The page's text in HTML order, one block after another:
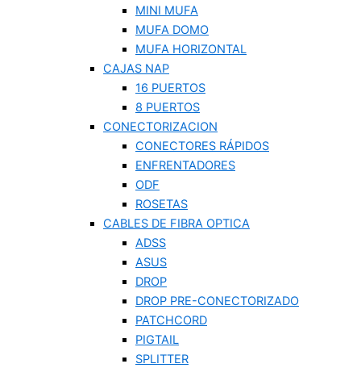
MINI MUFA
MUFA DOMO
MUFA HORIZONTAL
CAJAS NAP
16 PUERTOS
8 PUERTOS
CONECTORIZACION
CONECTORES RÁPIDOS
ENFRENTADORES
ODF
ROSETAS
CABLES DE FIBRA OPTICA
ADSS
ASUS
DROP
DROP PRE-CONECTORIZADO
PATCHCORD
PIGTAIL
SPLITTER